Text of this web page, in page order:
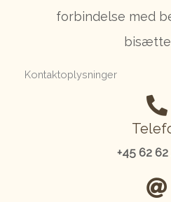
forbindelse med
Kontaktoplysninger
+45 62 62